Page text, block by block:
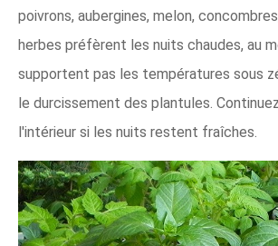
poivrons, aubergines, melon,
herbes préfèrent les nuits chaudes, au
supportent pas les températures sous
le durcissement des plantules.
l'intérieur si les nuits restent fraîches.